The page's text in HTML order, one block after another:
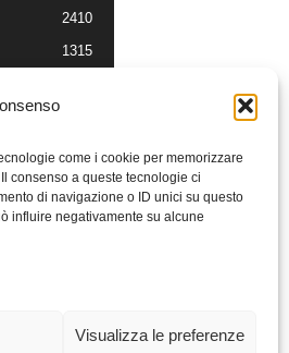
come i cookie per memorizzare
consenso a queste tecnologie ci
di navigazione o ID unici su questo
influire negativamente su alcune
Visualizza le preferenze
2410
1315